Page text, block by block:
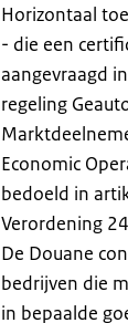
Horizontaal
- die een
aangevraagd
regeling
Economic
bedoeld in
Verordening
De Douane
bedrijven die
in bepaalde